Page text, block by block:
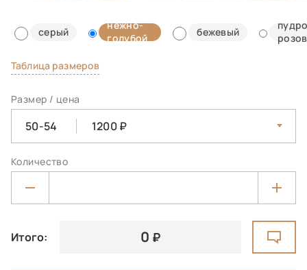
серый
нежно-
голубой
бежевый
Таблица размеров
Размер / цена
50-54 1200
Количество
Итого: 0